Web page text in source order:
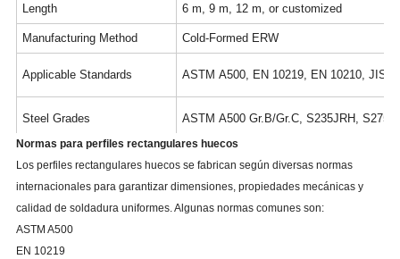
Length 6 m, 9 m, 12 m, or customized
Manufacturing Method Cold-Formed ERW
Applicable Standards ASTM A500, EN 10219, EN 10210, JIS
Steel Grades ASTM A500 Gr.B/Gr.C, S235JRH,
Surface Finish Black, Oiled, Painted, Pre-Galvanized,
Inspection
Normas para perfiles rectangulares huecos
Los perfiles rectangulares huecos se fabrican según diversas normas
internacionales para garantizar dimensiones, propiedades mecánicas y
calidad de soldadura uniformes. Algunas normas comunes son:
ASTM A500
EN 10219